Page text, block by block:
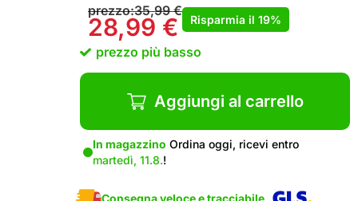
prezzo:35,99€
28,99 € Risparmia il 19%
prezzo più basso
Aggiungi al carrello
In magazzino Ordina oggi, ricevi entro
martedì, 11.8.!
Consegna veloce e tracciabile